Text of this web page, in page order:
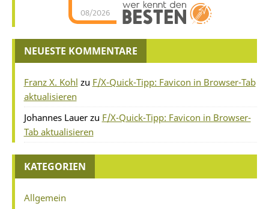
08/2026
NEUESTE KOMMENTARE
Franz X. Kohl zu F/X-Quick-Tipp: Favicon in Browser-Tab
aktualisieren
Johannes Lauerzu F/X-Quick-Tipp: Favicon in Browser-
Tab aktualisieren
KATEGORIEN
Allgemein